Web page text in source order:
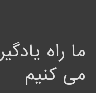
ما راه
می کنیم